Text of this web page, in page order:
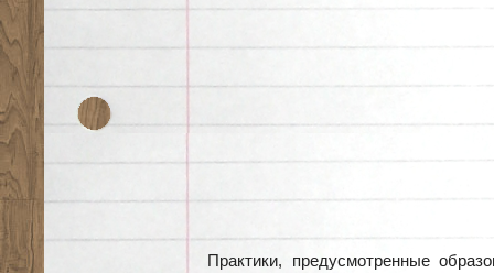
Практики, предусмотренные